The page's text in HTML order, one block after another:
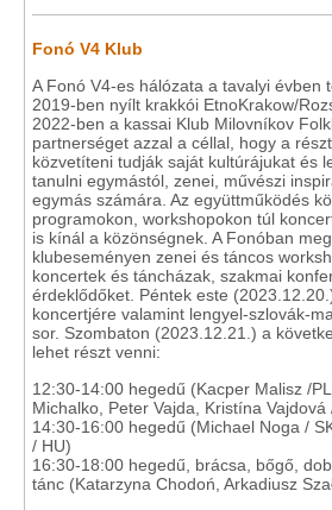
Fonó V4 Klub
A Fonó V4-es hálózata a tavalyi évben
2019-ben nyílt krakkói EtnoKrakow/
2022-ben a kassai Klub Milovníkov
partnerséget azzal a céllal, hogy a
közvetíteni tudják saját kultúrájukat és
tanulni egymástól, zenei, művészi
egymás számára. Az együttműködés
programokon, workshopokon túl
is kínál a közönségnek. A Fonóban
klubeseményen zenei és táncos
koncertek és táncházak, szakmai
érdeklődőket. Péntek este
koncertjére valamint lengyel-szlovák-
sor. Szombaton (2023.12.21.) a
lehet részt venni:
12:30-14:00 hegedű (Kacper Malisz /
Michalko, Peter Vajda, Kristína Vajdová
14:30-16:00 hegedű (Michael Noga /
/ HU)
16:30-18:00 hegedű, brácsa, bőgő,
tánc (Katarzyna Chodoń, Arkadiusz